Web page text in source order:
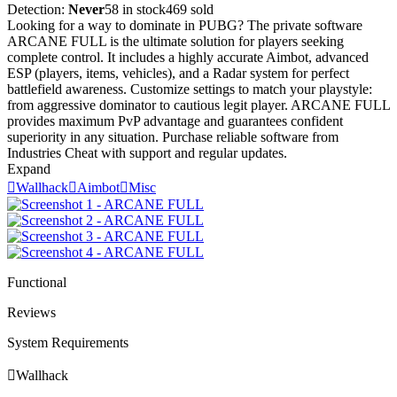
Detection: Never58 in stock469 sold
Looking for a way to dominate in PUBG? The private software
ARCANE FULL is the ultimate solution for players seeking
complete control. It includes a highly accurate Aimbot, advanced
ESP (players, items, vehicles), and a Radar system for perfect
battlefield awareness. Customize settings to match your playstyle:
from aggressive dominator to cautious legit player. ARCANE FULL
provides maximum PvP advantage and guarantees confident
superiority in any situation. Purchase reliable software from
Industries Cheat with support and regular updates.
Expand
WallhackAimbotMisc
Functional
Reviews
System Requirements
Wallhack